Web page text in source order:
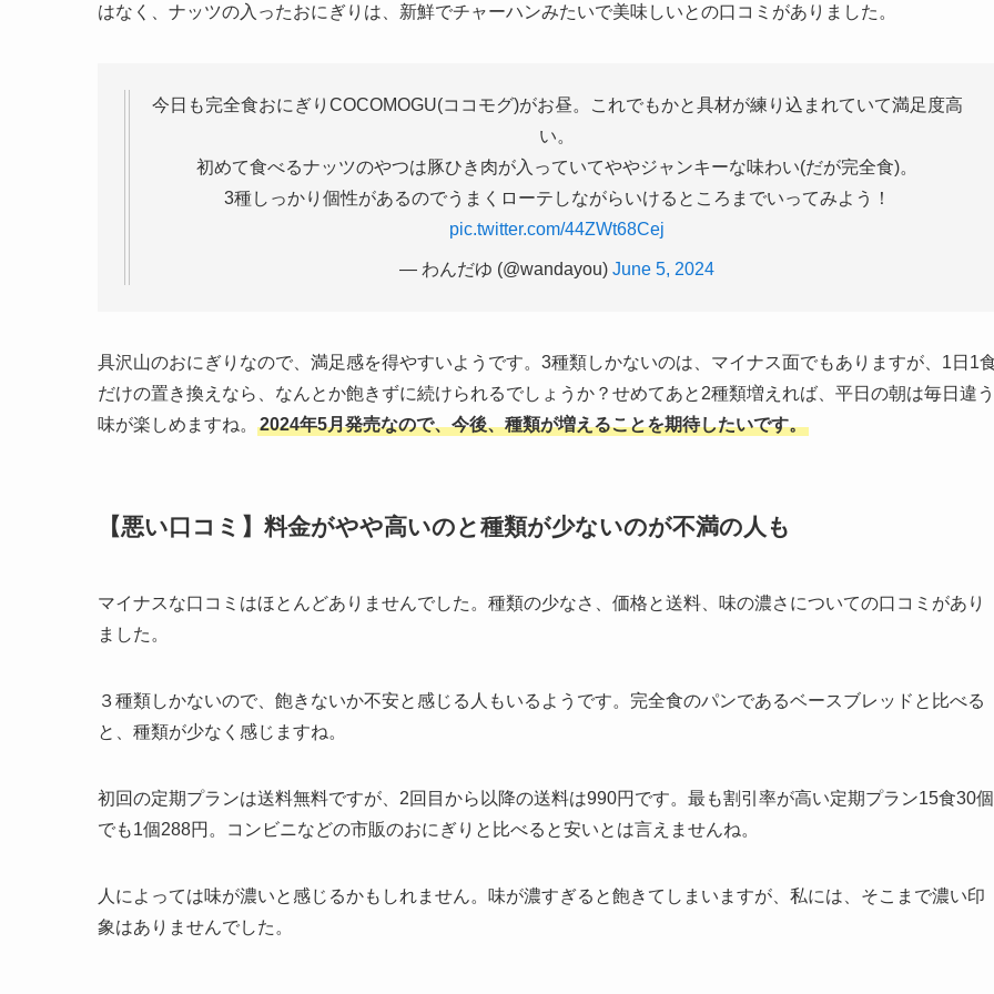
はなく、ナッツの入ったおにぎりは、新鮮でチャーハンみたいで美味しいとの口コミがありました。
今日も完全食おにぎりCOCOMOGU(ココモグ)がお昼。これでもかと具材が練り込まれていて満足度高
い。
初めて食べるナッツのやつは豚ひき肉が入っていてややジャンキーな味わい(だが完全食)。
3種しっかり個性があるのでうまくローテしながらいけるところまでいってみよう！
pic.twitter.com/44ZWt68Cej
— わんだゆ (@wandayou) June 5, 2024
具沢山のおにぎりなので、満足感を得やすいようです。3種類しかないのは、マイナス面でもありますが、1日1
だけの置き換えなら、なんとか飽きずに続けられるでしょうか？せめてあと2種類増えれば、平日の朝は毎日違う
味が楽しめますね。
2024年5月発売なので、今後、種類が増えることを期待したいです。
【悪い口コミ】料金がやや高いのと種類が少ないのが不満の人も
マイナスな口コミはほとんどありませんでした。種類の少なさ、価格と送料、味の濃さについての口コミがあり
ました。
３種類しかないので、飽きないか不安と感じる人もいるようです。完全食のパンであるベースブレッドと比べる
と、種類が少なく感じますね。
初回の定期プランは送料無料ですが、2回目から以降の送料は990円です。最も割引率が高い定期プラン15食30個
でも1個288円。コンビニなどの市販のおにぎりと比べると安いとは言えませんね。
人によっては味が濃いと感じるかもしれません。味が濃すぎると飽きてしまいますが、私には、そこまで濃い印
象はありませんでした。